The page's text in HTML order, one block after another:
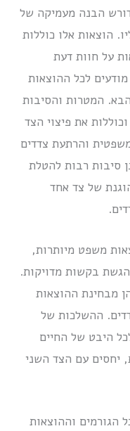
הבנה מעמיקה של
הוצאות אלו כוללות
על חוות דעת
לכל ההוצאות
המטרות והסיבות
את פיצוי הצד
והרתעת צדדים
סיבות רבות להטלת
של צד אחד
משפט מיותרות,
בקשות מדויקות.
מבחינת ההוצאות
ההשלכות של
היבט של החיים
יחסים עם הצד השני
הגורמים וההוצאות